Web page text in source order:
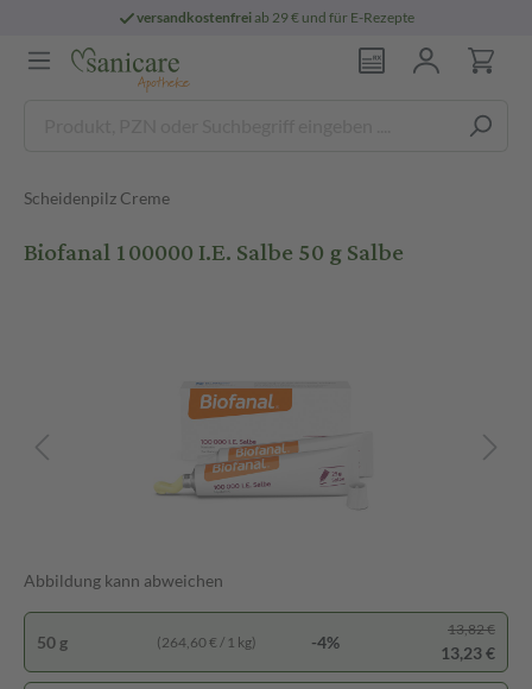
versandkostenfreiab 29 € und für E-Rezepte
Scheidenpilz Creme
Biofanal 100000 I.E. Salbe 50 g Salbe
Abbildung kann abweichen
50 g (264,60 € / 1 kg) -4%
13,82 €
13,23 €